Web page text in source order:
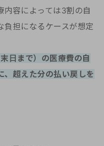
内容によっては3割の自
負担になるケースが想定
日まで）の医療費の自
、超えた分の払い戻しを